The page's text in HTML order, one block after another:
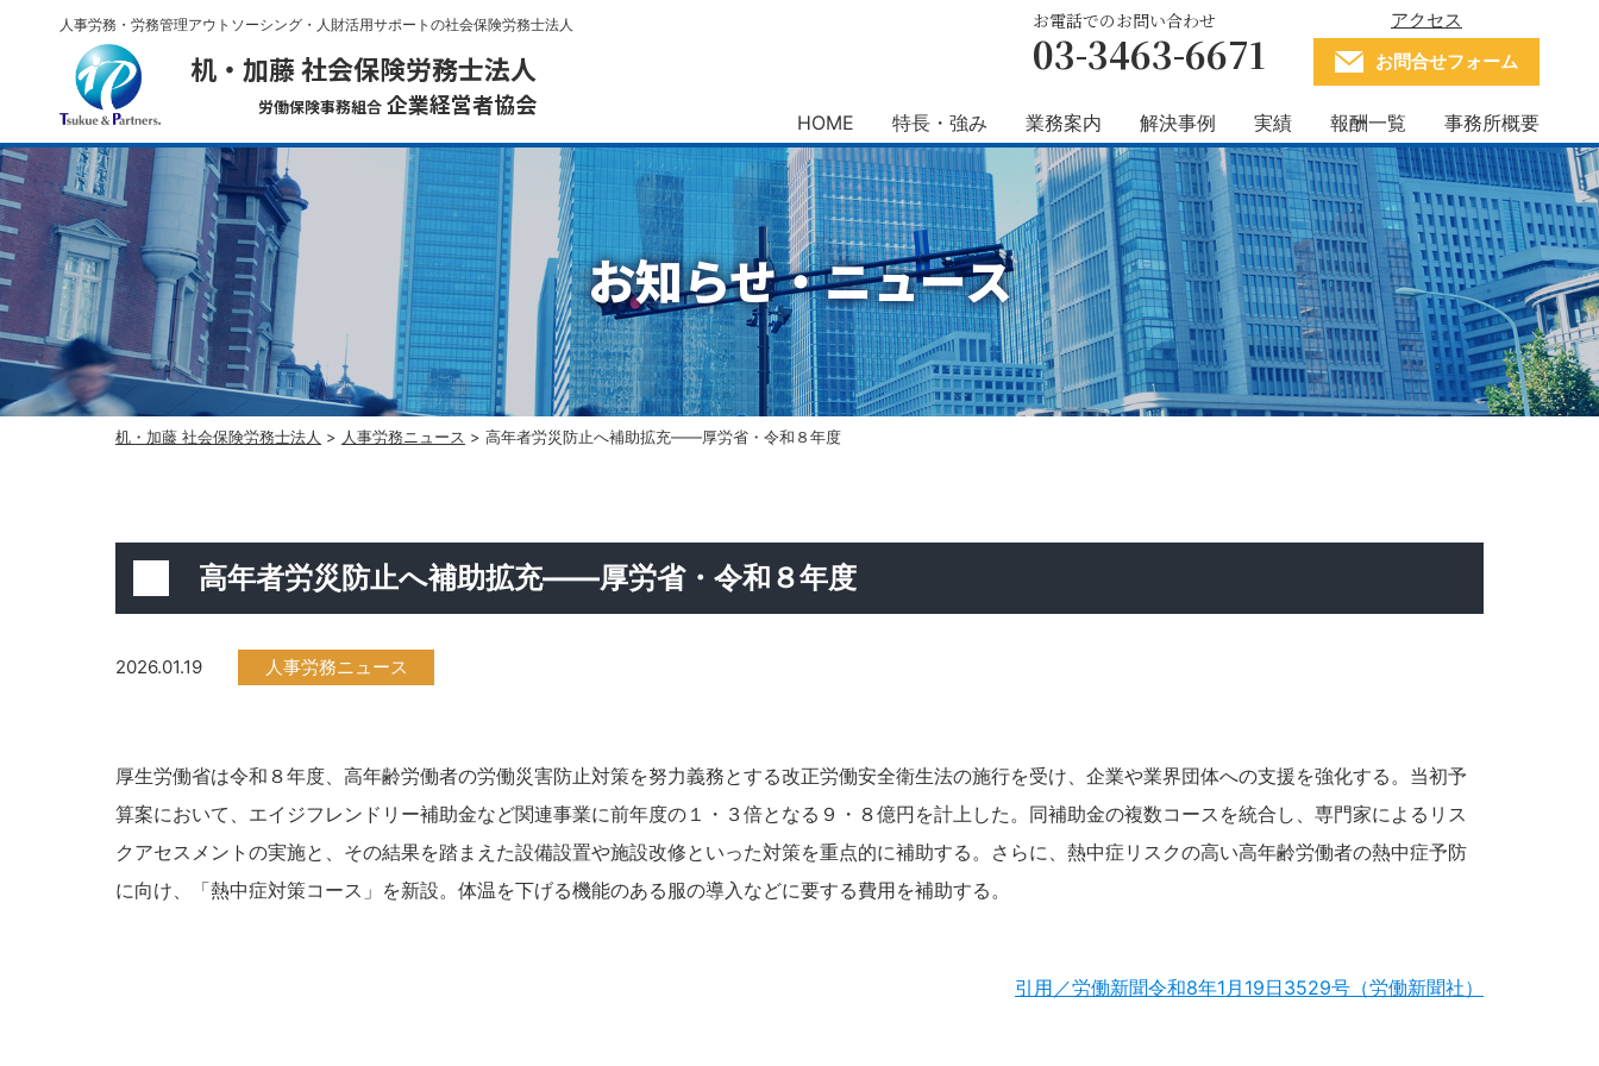
人事労務・労務管理アウトソーシング・人財活用サポートの社会保険労務士法人
机・加藤 社会保険労務士法人
労働保険事務組合 企業経営者協会
お電話でのお問い合わせ
03-3463-6671
アクセス
お問合せフォーム
HOME 特長・強み 業務案内 解決事例 実績 報酬一覧 事務所概要
お知らせ・ニュース
机・加藤 社会保険労務士法人 > 人事労務ニュース > 高年者労災防止へ補助拡充――厚労省・令和８年度
高年者労災防止へ補助拡充――厚労省・令和８年度
2026.01.19 人事労務ニュース
厚生労働省は令和８年度、高年齢労働者の労働災害防止対策を努力義務とする改正労働安全衛生法の施行を受け、企業や業界団体への支援を強化する。当初予
算案において、エイジフレンドリー補助金など関連事業に前年度の１・３倍となる９・８億円を計上した。同補助金の複数コースを統合し、専門家によるリス
クアセスメントの実施と、その結果を踏まえた設備設置や施設改修といった対策を重点的に補助する。さらに、熱中症リスクの高い高年齢労働者の熱中症予防
に向け、「熱中症対策コース」を新設。体温を下げる機能のある服の導入などに要する費用を補助する。
引用／労働新聞令和8年1月19日3529号（労働新聞社）